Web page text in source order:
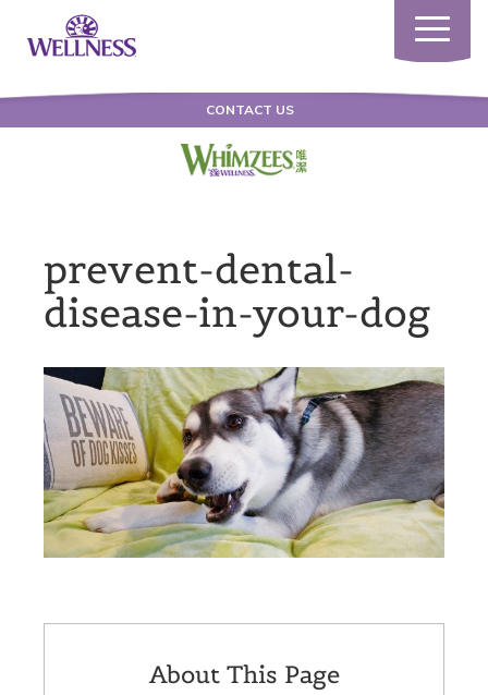
Toggle
CONTACT US
prevent-dental-
disease-in-your-dog
About This Page